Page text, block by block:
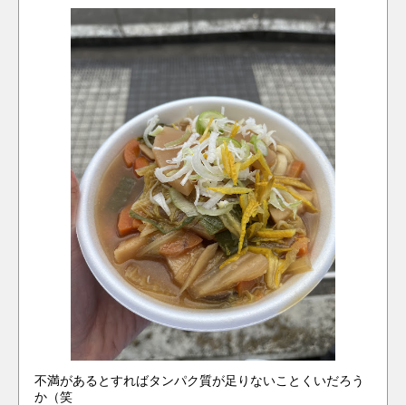
不満があるとすればタンパク質が足りないことくいだろう
か（笑